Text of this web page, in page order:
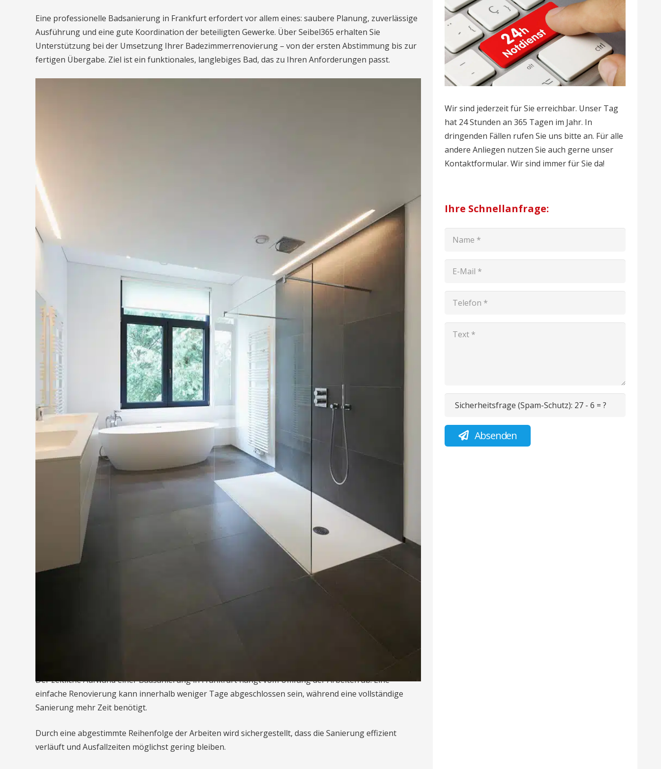
Eine professionelle Badsanierung in Frankfurt erfordert vor allem eines: saubere Planung, zuverlässige
Ausführung und eine gute Koordination der beteiligten Gewerke. Über Seibel365 erhalten Sie
Unterstützung bei der Umsetzung Ihrer Badezimmerrenovierung – von der ersten Abstimmung bis zur
fertigen Übergabe. Ziel ist ein funktionales, langlebiges Bad, das zu Ihren Anforderungen passt.
erfolgt die Abstimmung mit geeigneten Fachbetrieben aus der Region.
Seibel365 sorgt für klare Abläufe und eine koordinierte Umsetzung, damit die Arbeiten effizient und
ohne unnötige Verzögerungen durchgeführt werden können.
Planung & Umsetzung der Badsanierung in
Frankfurt
Eine erfolgreiche Badsanierung beginnt mit einer realistischen Planung, die auf die baulichen
Gegebenheiten abgestimmt ist. Entscheidend ist dabei nicht die Visualisierung, sondern die technisch
saubere und fachgerechte Umsetzung.
Seibel365 koordiniert alle notwendigen Schritte und Gewerke, sodass Sie einen festen Ansprechpartner
haben. Dazu gehören unter anderem Sanitär-, Heizungs-, Elektro-, Fliesen- und Malerarbeiten. Die
Abstimmung erfolgt zentral, Sie müssen sich nicht selbst um Termine oder Schnittstellen kümmern.
Leistungen im Rahmen der Badsanierung
Vor Beginn der Arbeiten werden alle relevanten Punkte geprüft, darunter:
Raumaufteilung und vorhandene Anschlüsse
Zustand von Wasser- und Abwasserleitungen
Erforderliche Anpassungen bei Dusche, Badewanne, WC oder Waschplatz
Elektroanschlüsse, Beleuchtung und Lüftung
Notwendige Fliesen-, Putz- oder Trockenbauarbeiten
Eventuelle bauliche Änderungen (z. B. Wände, Durchbrüche)
Auf dieser Grundlage wird die Umsetzung geplant und schrittweise durchgeführt. Sie erhalten vorab
eine transparente Übersicht über Leistungen, Ablauf und Kosten.
Der zeitliche Aufwand einer Badsanierung in Frankfurt hängt vom Umfang der Arbeiten ab. Eine
einfache Renovierung kann innerhalb weniger Tage abgeschlossen sein, während eine vollständige
Sanierung mehr Zeit benötigt.
Durch eine abgestimmte Reihenfolge der Arbeiten wird sichergestellt, dass die Sanierung effizient
verläuft und Ausfallzeiten möglichst gering bleiben.
Wir sind jederzeit für Sie erreichbar. Unser Tag
hat 24 Stunden an 365 Tagen im Jahr. In
dringenden Fällen rufen Sie uns bitte an. Für alle
andere Anliegen nutzen Sie auch gerne unser
Kontaktformular. Wir sind immer für Sie da!
Ihre Schnellanfrage:
Sicherheitsfrage (Spam-Schutz): 27 - 6 = ?
Absenden